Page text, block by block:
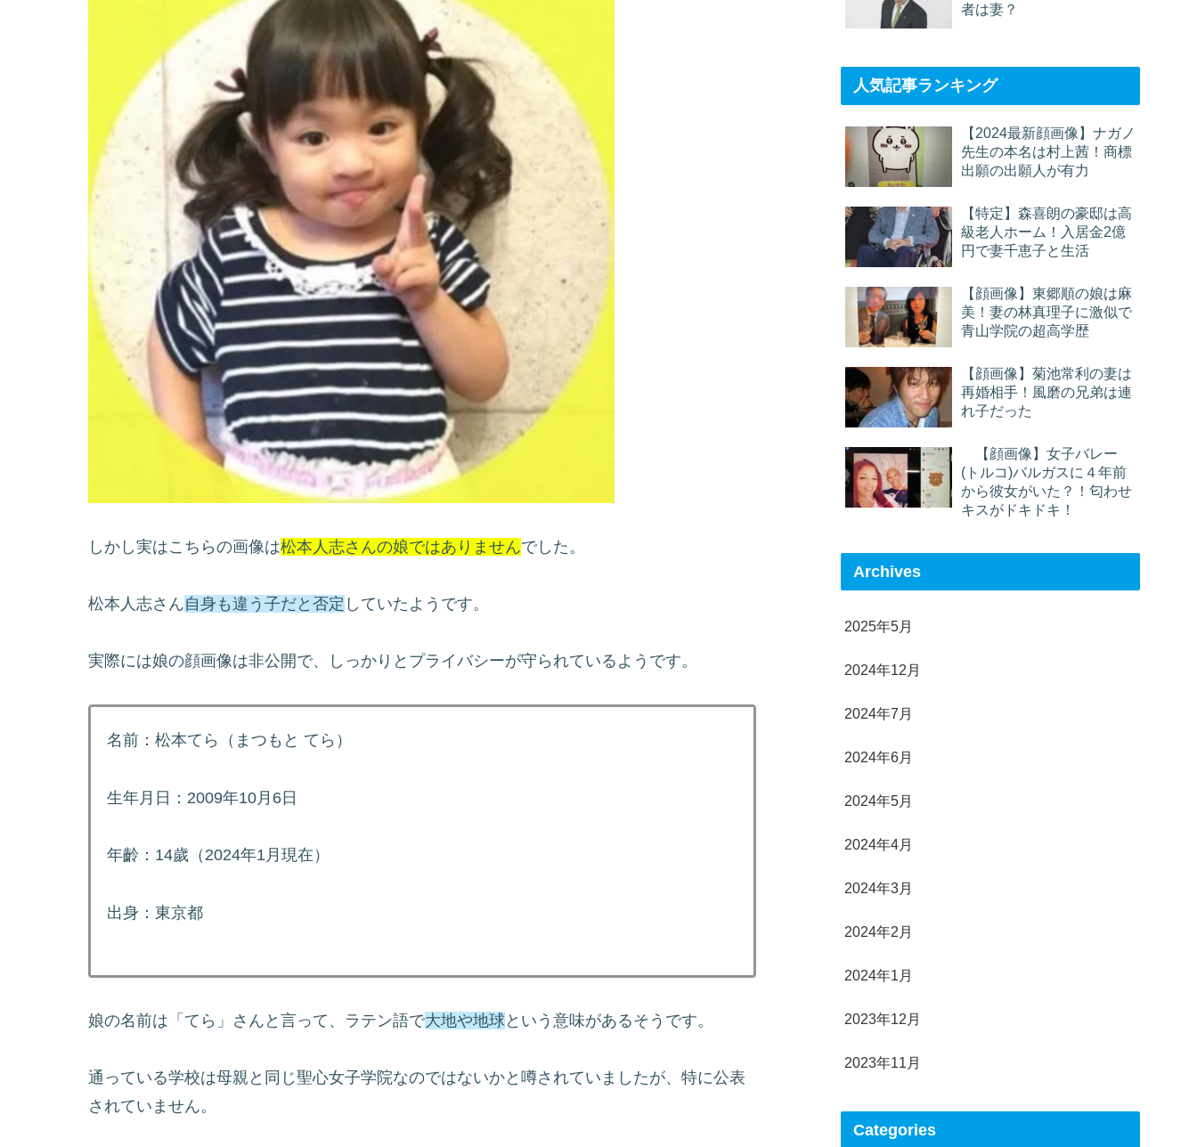
しかし実はこちらの画像は松本人志さんの娘ではありませんでした。
松本人志さん自身も違う子だと否定 していたようです。
実際には娘の顔画像は非公開で、しっかりとプライバシーが守られているようです。
名前：松本てら（まつもと てら）
生年月日：2009年10月6日
年齡：14歲（2024年1月現在）
出身：東京都
娘の名前は「てら」さんと言って、ラテン語で大地や地球 という意味があるそうです。
通っている学校は母親と同じ聖心女子学院なのではないかと噂されていましたが、特に公表
されていません。
者は妻？
人気記事ランキング
【2024最新顔画像】ナガノ
先生の本名は村上茜！商標
出願の出願人が有力
【特定】森喜朗の豪邸は高
級老人ホーム！入居金2億
円で妻千恵子と生活
【顔画像】東郷順の娘は麻
美！妻の林真理子に激似で
青山学院の超高学歴
【顔画像】菊池常利の妻は
再婚相手！風磨の兄弟は連
れ子だった
【顔画像】女子バレー
(トルコ)バルガスに４年前
から彼女がいた？！匂わせ
キスがドキドキ！
Archives
2025年5月
2024年12月
2024年7月
2024年6月
2024年5月
2024年4月
2024年3月
2024年2月
2024年1月
2023年12月
2023年11月
Categories